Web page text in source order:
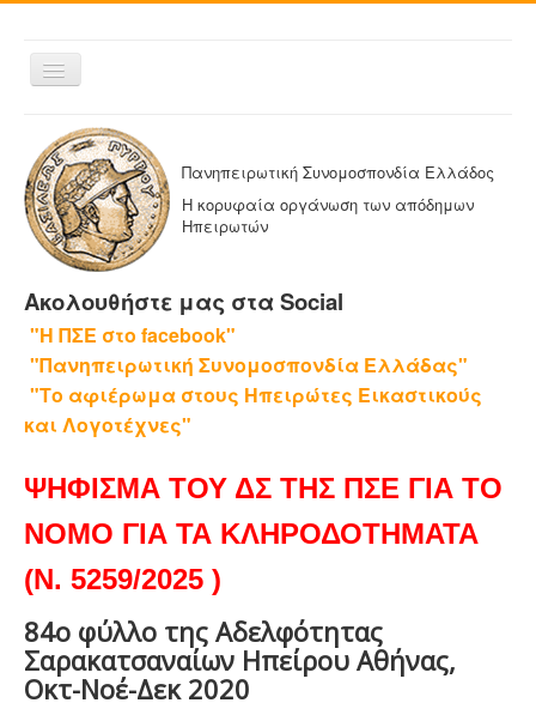
Εναλλαγή
πλοήγησης
ΑΡΧΙΚΗ
Η ΠΑΝΗΠΕΙΡΩΤΙΚΗ
ΔΕΛΤΙΑ ΤΥΠΟΥ
ΑΔΕΛΦΟΤΗΤΕΣ-ΟΜΟΣΠΟΝΔΙΕΣ
Η ΕΦΗΜΕΡΙΔΑ ΜΑΣ
ΕΦΗΜΕΡΙΔΕΣ ΑΔΕΛΦΟΤΗΤΩΝ
ΕΠΙΚΟΙΝΩΝΙΑ
Πανηπειρωτική Συνομοσπονδία Ελλάδος
Η κορυφαία οργάνωση των απόδημων
Ηπειρωτών
Ακολουθήστε μας στα Social
"Η ΠΣΕ στο facebook"
"Πανηπειρωτική Συνομοσπονδία Ελλάδας"
"Το αφιέρωμα στους Ηπειρώτες Εικαστικούς
και Λογοτέχνες"
ΨΗΦΙΣΜΑ ΤΟΥ ΔΣ ΤΗΣ ΠΣΕ ΓΙΑ ΤΟ
ΝΟΜΟ ΓΙΑ ΤΑ ΚΛΗΡΟΔΟΤΗΜΑΤΑ
(Ν. 5259/2025 )
84ο φύλλο της Αδελφότητας
Σαρακατσαναίων Ηπείρου Αθήνας,
Οκτ-Νοέ-Δεκ 2020